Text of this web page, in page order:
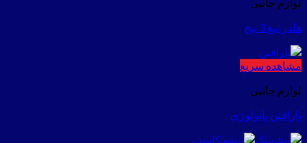
هلدر تیغ 3 پیچ
مشاهده سریع
لوازم جانبی
پارافین پاتولوژی